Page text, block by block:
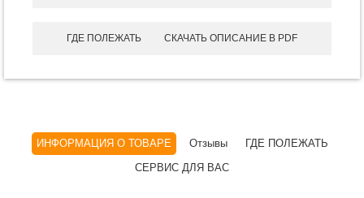
ГДЕ ПОЛЕЖАТЬ СКАЧАТЬ ОПИСАНИЕ В PDF
ИНФОРМАЦИЯ О ТОВАРЕ Отзывы
ГДЕ ПОЛЕЖАТЬ
СЕРВИС ДЛЯ ВАС